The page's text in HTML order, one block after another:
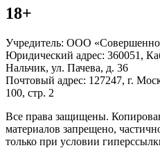
18+
Учредитель: ООО «Совершенно
Юридический адрес: 360051,
Нальчик, ул. Пачева, д. 36
Почтовый адрес: 127247, г.
100, стр. 2
Все права защищены.
материалов запрещено,
только при условии